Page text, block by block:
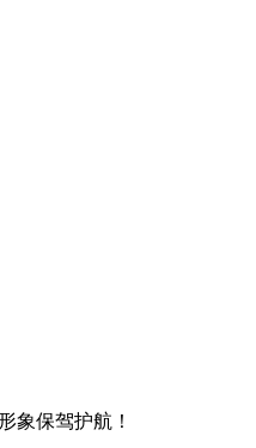
象保驾护航！